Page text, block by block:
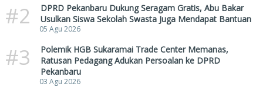
#2
DPRD Pekanbaru Dukung Seragam Gratis, Abu Bakar
Usulkan Siswa Sekolah Swasta Juga Mendapat Bantuan
05 Agu 2026
#3
Polemik HGB Sukaramai Trade Center Memanas,
Ratusan Pedagang Adukan Persoalan ke DPRD
Pekanbaru
03 Agu 2026